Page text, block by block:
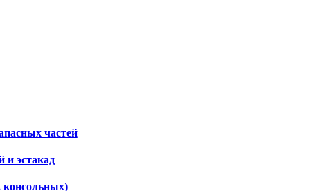
частей
и эстакад
консольных)